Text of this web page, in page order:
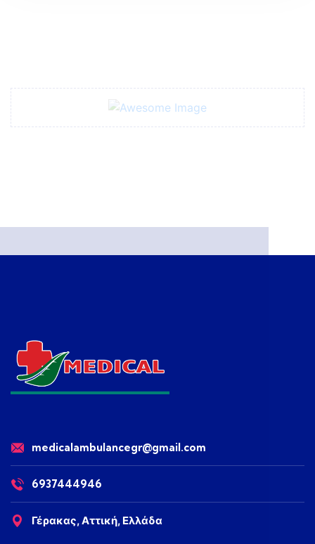
medicalambulancegr@gmail.com
6937444946
Γέρακας, Αττική, Ελλάδα